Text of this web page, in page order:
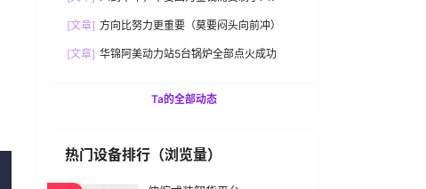
[文章] 方向比努力更重要（莫要闷头向前冲）
[文章] 华锦阿美动力站5台锅炉全部点火成功
Ta的全部动态
热门设备排行（浏览量）